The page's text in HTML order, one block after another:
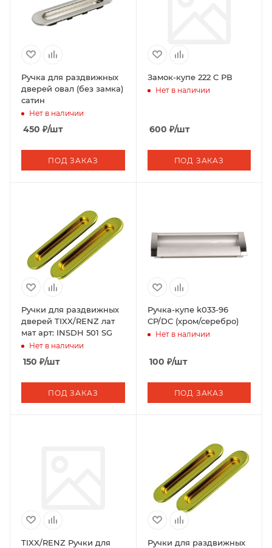
Ручка для раздвижных
дверей овал (без замка)
сатин
Нет в наличии
450 ₽/шт
ПОД ЗАКАЗ
Замок-купе 222 С РВ
Нет в наличии
600 ₽/шт
ПОД ЗАКАЗ
Ручки для раздвижных
дверей TIXX/RENZ лат
мат арт: INSDH 501 SG
Нет в наличии
150 ₽/шт
ПОД ЗАКАЗ
Ручка-купе k033-96
CP/DC (хром/серебро)
Нет в наличии
100 ₽/шт
ПОД ЗАКАЗ
TIXX/RENZ Ручки для
Ручки для раздвижных